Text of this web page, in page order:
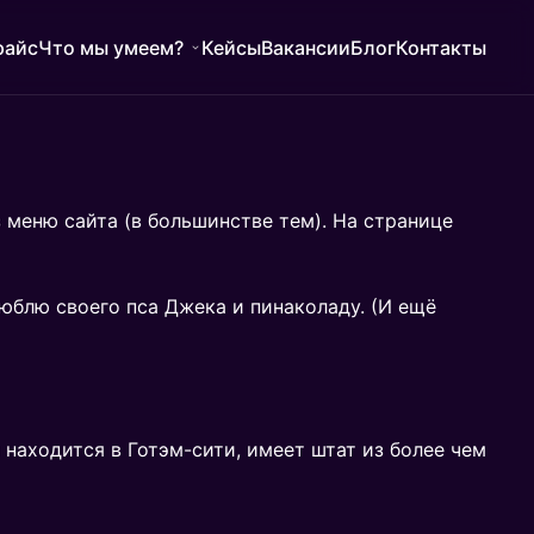
Что мы умеем? КейсыВакансииБлогКонтакты
сайта (в большинстве тем). На странице
своего пса Джека и пинаколаду. (И ещё
в Готэм-сити, имеет штат из более чем